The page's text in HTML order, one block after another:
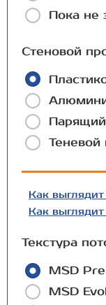
Пока не
Стеновой
Теневой
Как
Как
Текстура
MSD
MSD